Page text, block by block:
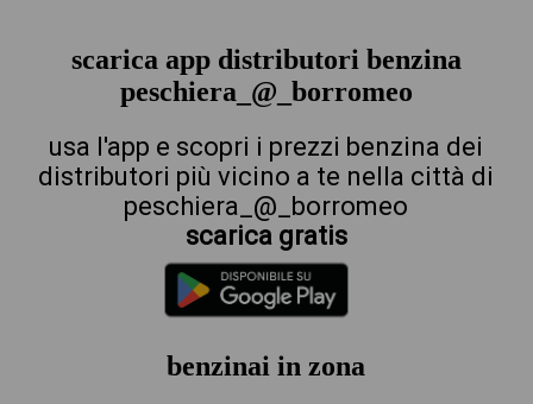
scarica app distributori benzina
peschiera_@_borromeo
usa l'app e scopri i prezzi benzina dei
distributori più vicino a te nella città di
peschiera_@_borromeo
scarica gratis
benzinai in zona